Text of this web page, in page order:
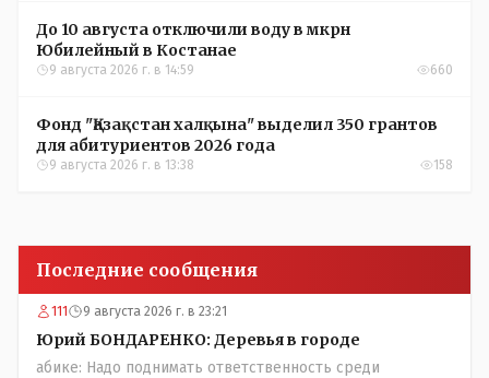
До 10 августа отключили воду в мкрн
Юбилейный в Костанае
9 августа 2026 г. в 14:59 660
Фонд "Қазақстан халқына" выделил 350 грантов
для абитуриентов 2026 года
9 августа 2026 г. в 13:38 158
Последние сообщения
111 9 августа 2026 г. в 23:21
Юрий БОНДАРЕНКО: Деревья в городе
абике: Надо поднимать ответственность среди